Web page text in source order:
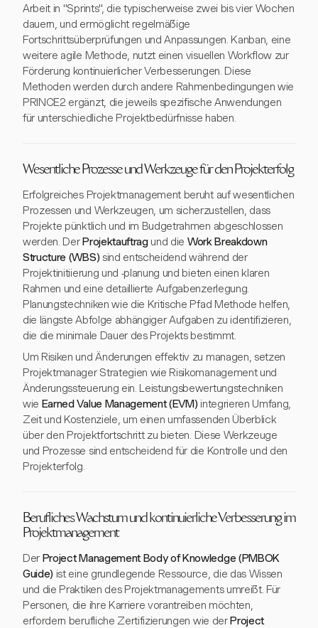
Arbeit in "Sprints", die typischerweise zwei bis vier Wochen
dauern, und ermöglicht regelmäßige
Fortschrittsüberprüfungen und Anpassungen. Kanban, eine
weitere agile Methode, nutzt einen visuellen Workflow zur
Förderung kontinuierlicher Verbesserungen. Diese
Methoden werden durch andere Rahmenbedingungen wie
PRINCE2 ergänzt, die jeweils spezifische Anwendungen
für unterschiedliche Projektbedürfnisse haben.
Wesentliche Prozesse und Werkzeuge für den Projekterfolg
Erfolgreiches Projektmanagement beruht auf wesentlichen
Prozessen und Werkzeugen, um sicherzustellen, dass
Projekte pünktlich und im Budgetrahmen abgeschlossen
werden. DerProjektauftragund die Work Breakdown
Structure (WBS)sind entscheidend während der
Projektinitiierung und -planung und bieten einen klaren
Rahmen und eine detaillierte Aufgabenzerlegung.
Planungstechniken wie die Kritische Pfad Methode helfen,
die längste Abfolge abhängiger Aufgaben zu identifizieren,
die die minimale Dauer des Projekts bestimmt.
Um Risiken und Änderungen effektiv zu managen, setzen
Projektmanager Strategien wie Risikomanagement und
Änderungssteuerung ein. Leistungsbewertungstechniken
wie Earned Value Management (EVM)integrieren Umfang,
Zeit und Kostenziele, um einen umfassenden Überblick
über den Projektfortschritt zu bieten. Diese Werkzeuge
und Prozesse sind entscheidend für die Kontrolle und den
Projekterfolg.
Berufliches Wachstum und kontinuierliche Verbesserung im
Projektmanagement
Der Project Management Body of Knowledge (PMBOK
Guide) ist eine grundlegende Ressource, die das Wissen
und die Praktiken des Projektmanagements umreißt. Für
Personen, die ihre Karriere vorantreiben möchten,
erfordern berufliche Zertifizierungen wie derProject